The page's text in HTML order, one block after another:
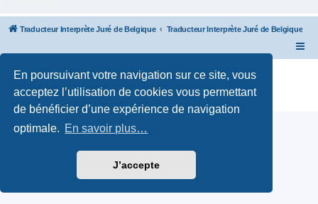
En poursuivant votre navigation sur ce site, vous
acceptez l’utilisation de cookies vous permettant
de bénéficier d’une expérience de navigation
optimale. En savoir plus…
J’accepte
Traducteur Interprète Juré de Belgique Traducteur Interprète Juré de Belgique
Développé parphpBB® Forum Software © phpBB Limited
Confidentialité|Conditions